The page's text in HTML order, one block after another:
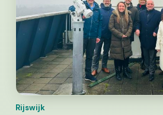
Rijswijk